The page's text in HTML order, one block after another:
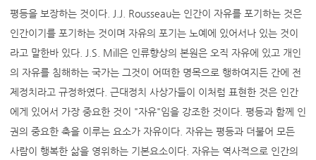
평등을 보장하는 것이다. J.J. Rousseau는 인간이 자유를 포기하는 것은
인간이기를 포기하는 것이며 자유의 포기는 노예에 있어서나 있는 것이
라고 말한바 있다. J.S. Mill은 인류향상의 본원은 오직 자유에 있고 개인
의 자유를 침해하는 국가는 그것이 어떠한 명목으로 행하여지든 간에 전
제정치라고 규정하였다. 근대정치 사상가들이 이처럼 표현한 것은 인간
에게 있어서 가장 중요한 것이 "자유"임을 강조한 것이다. 평등과 함께 인
권의 중요한 축을 이루는 요소가 자유이다. 자유는 평등과 더불어 모든
사람이 행복한 삶을 영위하는 기본요소이다. 자유는 역사적으로 인간의